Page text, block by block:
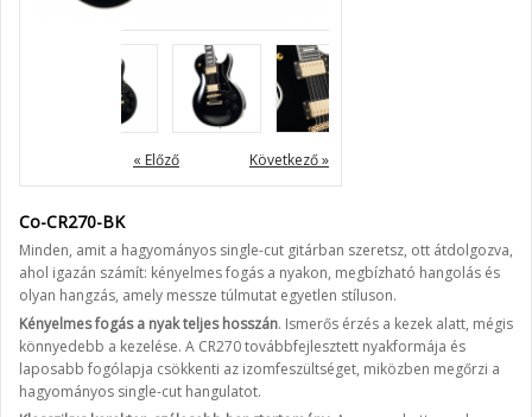
« Előző Következő »
Co-CR270-BK
Minden, amit a hagyományos single-cut gitárban szeretsz, ott átdolgozva,
ahol igazán számít: kényelmes fogás a nyakon, megbízható hangolás és
olyan hangzás, amely messze túlmutat egyetlen stíluson.
Kényelmes fogás a nyak teljes hosszán. Ismerős érzés a kezek alatt, mégis
könnyedebb a kezelése. A CR270 továbbfejlesztett nyakformája és
laposabb fogólapja csökkenti az izomfeszültséget, miközben megőrzi a
hagyományos single-cut hangulatot.